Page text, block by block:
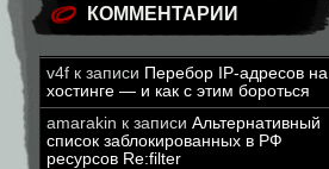
КОММЕНТАРИИ
v4f к записи Перебор IP-адресов на
хостинге — и как с этим бороться
amarakin к записи Альтернативный
список заблокированных в РФ
ресурсов Re:filter